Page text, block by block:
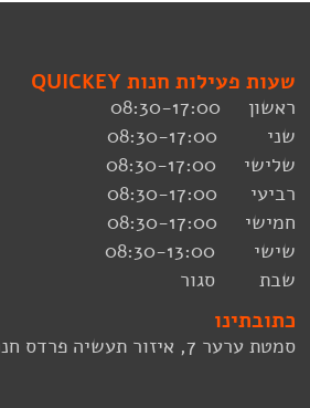
שעות פעילות חנות QUICKEY
ראשון 08:30-17:00
שני 08:30-17:00
שלישי 08:30-17:00
רביעי 08:30-17:00
חמישי 08:30-17:00
שישי 08:30-13:00
שבת סגור
כתובתינו
סמטת ערער 7, איזור תעשיה פרדס חנה, ליד מכון רישוי חן